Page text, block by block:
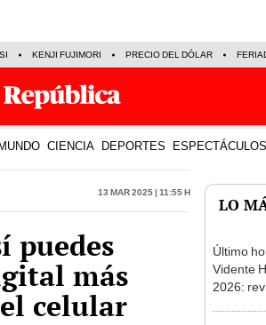
KENJI FUJIMORI PRECIO DEL DÓLAR
MUNDO CIENCIA DEPORTES ESPECTÁCULOS
13 Mar 2025 | 11:55 h
puedes
más
celular
LO
Último
Vidente
2026: